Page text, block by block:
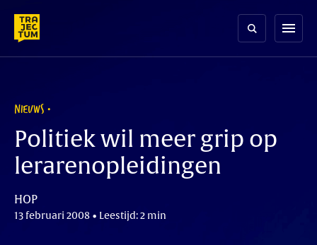
content
menu
NIEUWS
Politiek wil meer grip op
lerarenopleidingen
HOP
13 februari 2008 • Leestijd: 2 min